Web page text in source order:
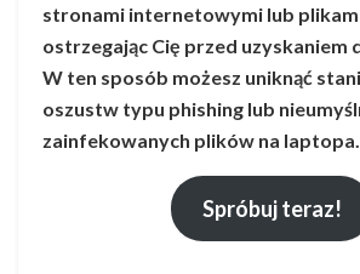
stronami internetowymi lub
ostrzegając Cię przed uzyskaniem
W ten sposób możesz uniknąć
oszustw typu phishing lub
zainfekowanych plików na laptopa.
Spróbuj teraz!